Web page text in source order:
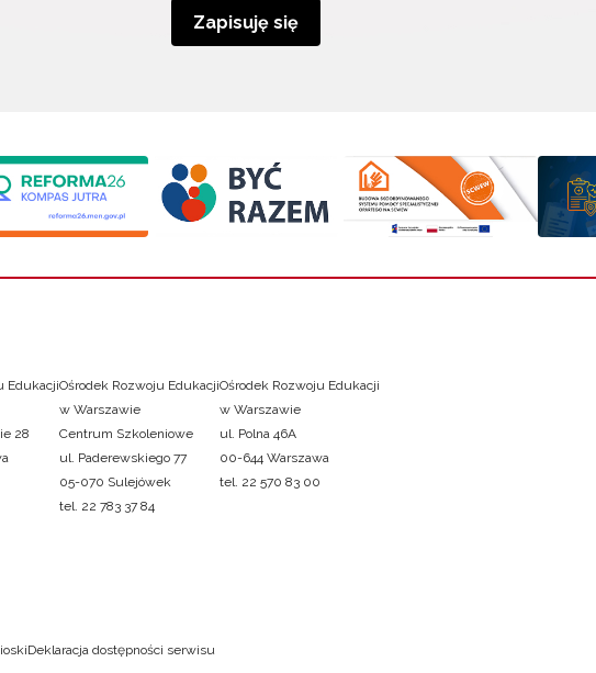
Zapisuję się
Edukacji
28
Ośrodek Rozwoju Edukacji
w Warszawie
Centrum Szkoleniowe
ul. Paderewskiego 77
05-070 Sulejówek
tel. 22 783 37 84
Ośrodek Rozwoju Edukacji
w Warszawie
ul. Polna 46A
00-644 Warszawa
tel. 22 570 83 00
Deklaracja dostępności serwisu